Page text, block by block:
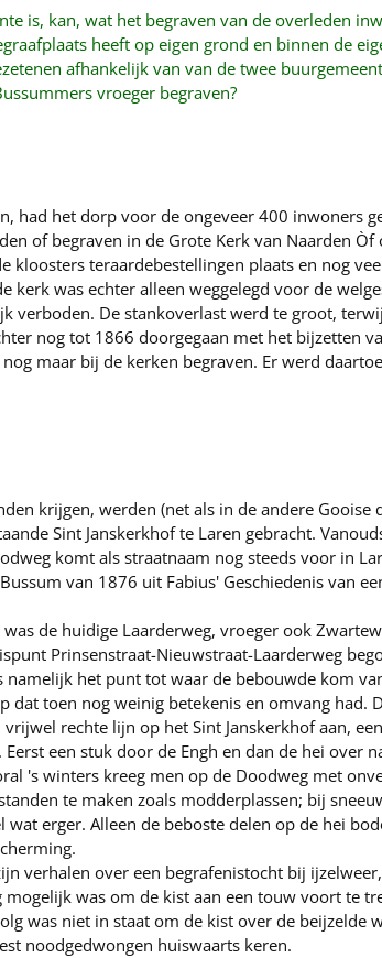
is, kan, wat het begraven van de overleden
heeft op eigen grond en binnen de
afhankelijk van van de twee
vroeger begraven?
had het dorp voor de ongeveer 400 inwoners
of begraven in de Grote Kerk van Naarden Òf
teraardebestellingen plaats en nog
kerk was echter alleen weggelegd voor de
verboden. De stankoverlast werd te groot,
nog tot 1866 doorgegaan met het bijzetten
maar bij de kerken begraven. Er werd
krijgen, werden (net als in de andere Gooise
Sint Janskerkhof te Laren gebracht.
komt als straatnaam nog steeds voor in
van 1876 uit Fabius' Geschiedenis van
was de huidige Laarderweg, vroeger ook
Prinsenstraat-Nieuwstraat-Laarderweg
namelijk het punt tot waar de bebouwde kom
dat toen nog weinig betekenis en omvang had.
vrijwel rechte lijn op het Sint Janskerkhof aan,
Eerst een stuk door de Engh en dan de hei over
's winters kreeg men op de Doodweg met
te maken zoals modderplassen; bij
wat erger. Alleen de beboste delen op de hei
verhalen over een begrafenistocht bij
mogelijk was om de kist aan een touw voort te
was niet in staat om de kist over de beijzelde
noodgedwongen huiswaarts keren.